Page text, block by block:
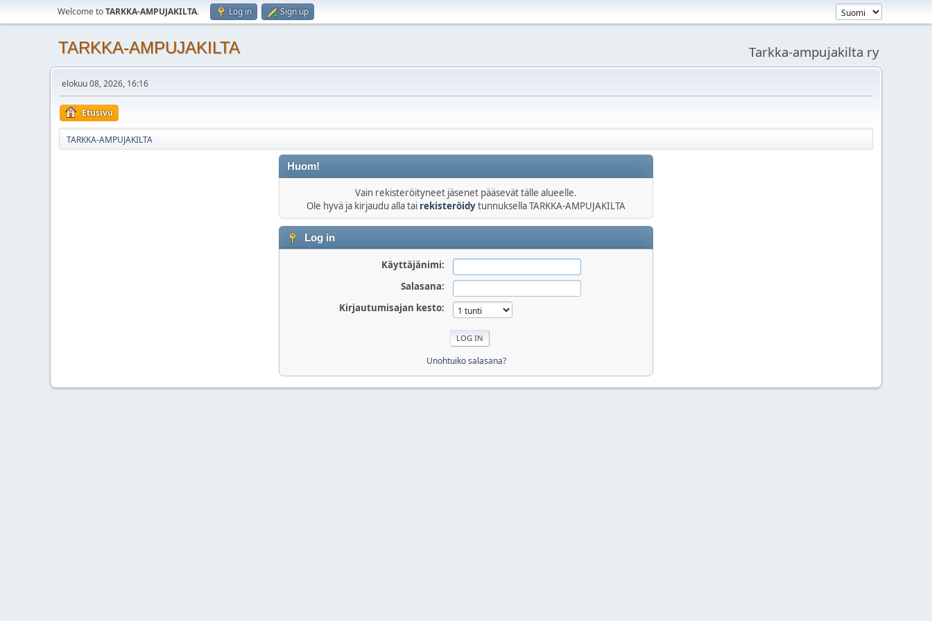
Welcome toTARKKA-AMPUJAKILTA. Log in Sign up
TARKKA-AMPUJAKILTA Tarkka-ampujakilta ry
elokuu 08, 2026, 16:16
Etusivu
TARKKA-AMPUJAKILTA
Huom!
Vain rekisteröityneet jäsenet pääsevät tälle alueelle.
Ole hyvä ja kirjaudu alla tai rekisteröidytunnuksella TARKKA-AMPUJAKILTA
Log in
Käyttäjänimi:
Salasana:
Kirjautumisajan kesto:
Unohtuiko salasana?